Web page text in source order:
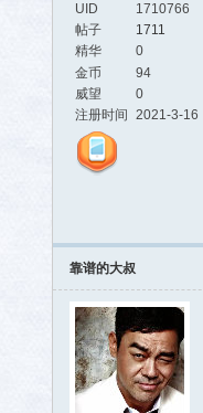
UID
1710766
帖子
1711
精华
0
金币
94
威望
0
注册时间
2021-3-16
靠谱的大叔